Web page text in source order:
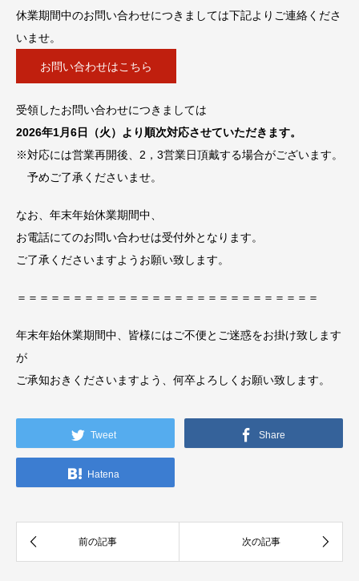
休業期間中のお問い合わせにつきましては下記よりご連絡くださ
いませ。
お問い合わせはこちら
受領したお問い合わせにつきましては
2026年1月6日（火）より順次対応させていただきます。
※対応には営業再開後、2，3営業日頂戴する場合がございます。
予めご了承くださいませ。
なお、年末年始休業期間中、
お電話にてのお問い合わせは受付外となります。
ご了承くださいますようお願い致します。
＝＝＝＝＝＝＝＝＝＝＝＝＝＝＝＝＝＝＝＝＝＝＝＝＝＝＝
年末年始休業期間中、皆様にはご不便とご迷惑をお掛け致します
が
ご承知おきくださいますよう、何卒よろしくお願い致します。
Tweet Share
Hatena